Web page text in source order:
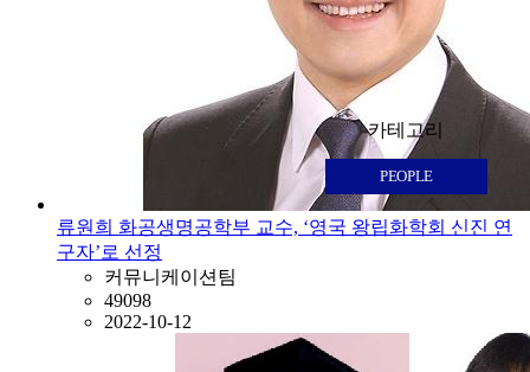
카테고리
PEOPLE
류원희 화공생명공학부 교수, ‘영국 왕립화학회 신진 연
구자’로 선정
커뮤니케이션팀
49098
2022-10-12